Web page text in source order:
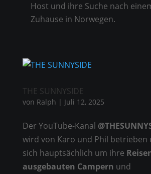
Host und ihre Suche nach
Zuhause in Norwegen.
THE SUNNYSIDE
von Ralph | Juli 12, 2025
Der YouTube-Kanal
wird von Karo und Phil betrieben
sich hauptsächlich um ihre
ausgebauten Campern und